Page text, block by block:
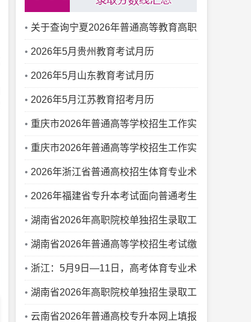
关于查询宁夏2026年普通高等教育高职
(专科)升本科招生录取结果的通告
2026年5月贵州教育考试月历
2026年5月山东教育考试月历
2026年5月江苏教育招考月历
重庆市2026年普通高等学校招生工作实
施办法解读
重庆市2026年普通高等学校招生工作实
施办法
2026年浙江省普通高校招生体育专业术
科测试考生报到须知
2026年福建省专升本考试面向普通考生
征求志愿和降分录取结果公布通告
湖南省2026年高职院校单独招生录取工
作顺利结束
湖南省2026年普通高等学校招生考试缴
纳考试费提醒
浙江：5月9日—11日，高考体育专业术
科测试开考！
湖南省2026年高职院校单独招生录取工
作顺利结束
云南省2026年普通高校专升本网上填报